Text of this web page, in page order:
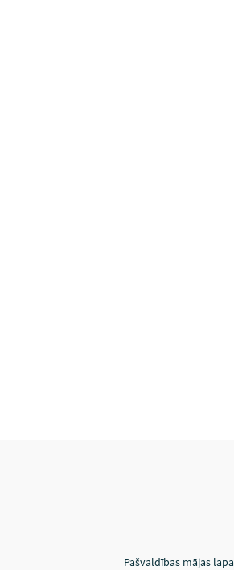
Pašvaldības mājas lapa